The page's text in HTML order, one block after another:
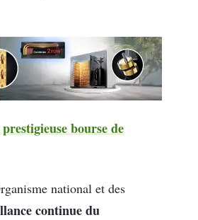
bourse de
national et des
continue du